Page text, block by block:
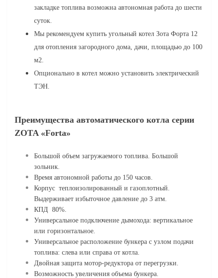
закладке топлива возможна автономная работа до шести
суток.
Мы рекомендуем купить угольный котел Зота Форта 12
для отопления загородного дома, дачи, площадью до 100
м2.
Опционально в котел можно установить электрический
ТЭН.
Преимущества автоматического котла серии
ZOTA «Forta»
Большой объем загружаемого топлива. Большой
зольник.
Bремя автономной работы до 150 часов.
Корпус теплоизолированный и газоплотный.
Выдерживает избыточное давление до 3 атм.
КПД 80%.
Универсальное подключение дымохода: вертикальное
или горизонтальное.
Универсальное расположение бункера с узлом подачи
топлива: слева или справа от котла.
Двойная защита мотор-редуктора от перегрузки.
Возможность увеличения объема бункера.